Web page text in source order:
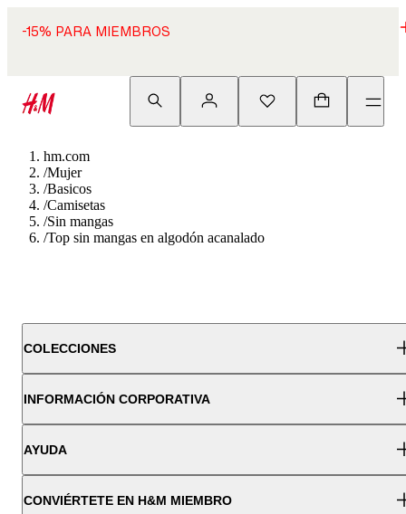
-15% PARA MIEMBROS
hm.com
/Mujer
/Basicos
/Camisetas
/Sin mangas
/Top sin mangas en algodón acanalado
COLECCIONES
INFORMACIÓN CORPORATIVA
AYUDA
CONVIÉRTETE EN H&M MIEMBRO